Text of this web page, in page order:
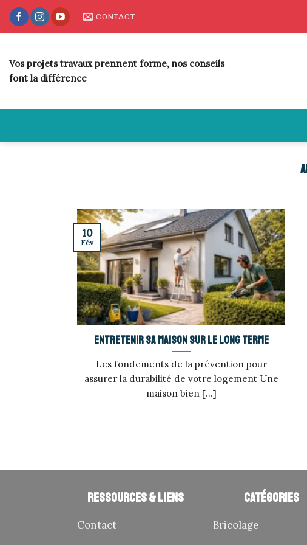
Skip
CONTACT
Vos projets travaux prennent forme, nos conseils
font la différence
Entretenir sa maison sur le long terme
Les fondements de la prévention pour
assurer la durabilité de votre logement Une
maison bien [...]
10
Fév
Ressources & liens
Contact
Catégories
Bricolage